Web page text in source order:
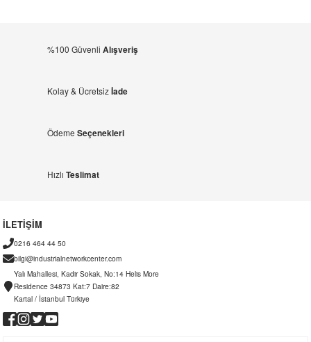
%100 Güvenli Alışveriş
Kolay & Ücretsizİade
Ödeme Seçenekleri
Hızlı Teslimat
İLETİŞİM
0216 464 44 50
bilgi@industrialnetworkcenter.com
Yalı Mahallesi, Kadir Sokak, No:14 Helis More
Residence 34873 Kat:7 Daire:82
Kartal / İstanbul Türkiye